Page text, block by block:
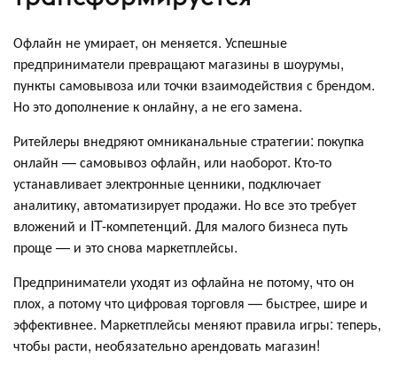
Офлайн не умирает, он меняется. Успешные
предприниматели превращают магазины в шоурумы,
пункты самовывоза или точки взаимодействия с брендом.
Но это дополнение к онлайну, а не его замена.
Ритейлеры внедряют омниканальные стратегии: покупка
онлайн — самовывоз офлайн, или наоборот. Кто-то
устанавливает электронные ценники, подключает
аналитику, автоматизирует продажи. Но все это требует
вложений и IT-компетенций. Для малого бизнеса путь
проще — и это снова маркетплейсы.
Предприниматели уходят из офлайна не потому, что он
плох, а потому что цифровая торговля — быстрее, шире и
эффективнее. Маркетплейсы меняют правила игры: теперь,
чтобы расти, необязательно арендовать магазин!